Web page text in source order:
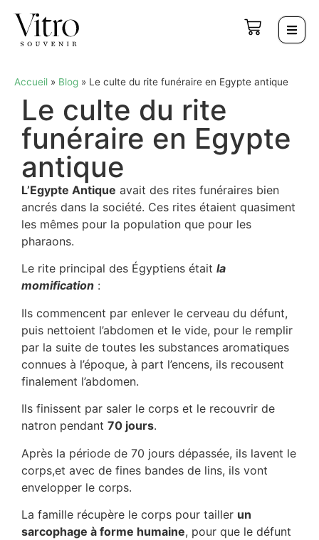
Accueil » Blog » Le culte du rite funéraire en Egypte antique
Le culte du rite
funéraire en Egypte
antique
L’Egypte Antique avait des rites funéraires bien
ancrés dans la société. Ces rites étaient quasiment
les mêmes pour la population que pour les
pharaons.
Le rite principal des Égyptiens était la
momification :
Ils commencent par enlever le cerveau du défunt,
puis nettoient l’abdomen et le vide, pour le remplir
par la suite de toutes les substances aromatiques
connues à l’époque, à part l’encens, ils recousent
finalement l’abdomen.
Ils finissent par saler le corps et le recouvrir de
natron pendant 70 jours.
Après la période de 70 jours dépassée, ils lavent le
corps,et avec de fines bandes de lins, ils vont
envelopper le corps.
La famille récupère le corps pour tailler un
sarcophage à forme humaine, pour que le défunt